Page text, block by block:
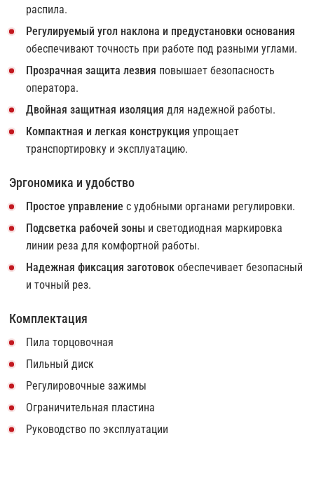
распила.
Регулируемый угол наклона и предустановки основания
обеспечивают точность при работе под разными углами.
Прозрачная защита лезвия повышает безопасность
оператора.
Двойная защитная изоляция для надежной работы.
Компактная и легкая конструкция упрощает
транспортировку и эксплуатацию.
Эргономика и удобство
Простое управление с удобными органами регулировки.
Подсветка рабочей зоны и светодиодная маркировка
линии реза для комфортной работы.
Надежная фиксация заготовок обеспечивает безопасный
и точный рез.
Комплектация
Пила торцовочная
Пильный диск
Регулировочные зажимы
Ограничительная пластина
Руководство по эксплуатации